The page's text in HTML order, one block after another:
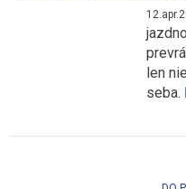
len
seba.